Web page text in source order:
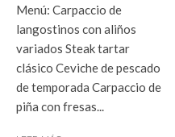
Menú: Carpaccio de
langostinos con aliños
variados Steak tartar
clásico Ceviche de pescado
de temporada Carpaccio de
piña con fresas...